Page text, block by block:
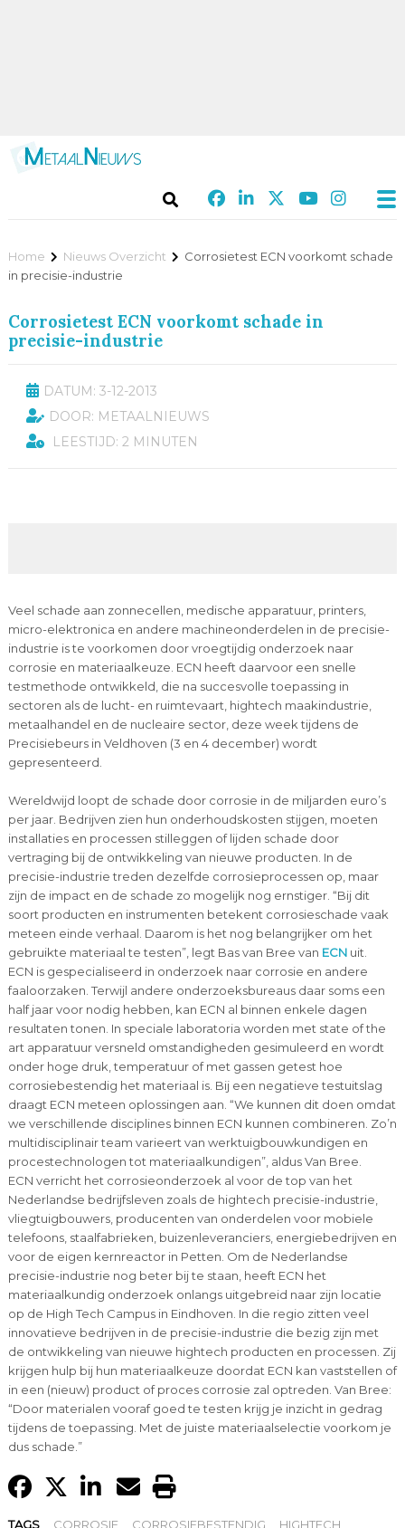
Home Nieuws Overzicht
Corrosietest ECN voorkomt schade
in precisie-industrie
Corrosietest ECN voorkomt schade in
precisie-industrie
DATUM: 3-12-2013
DOOR: METAALNIEUWS
LEESTIJD: 2 MINUTEN
Veel schade aan zonnecellen, medische apparatuur, printers,
micro-elektronica en andere machineonderdelen in de precisie-
industrie is te voorkomen door vroegtijdig onderzoek naar
corrosie en materiaalkeuze. ECN heeft daarvoor een snelle
testmethode ontwikkeld, die na succesvolle toepassing in
sectoren als de lucht- en ruimtevaart, hightech maakindustrie,
metaalhandel en de nucleaire sector, deze week tijdens de
Precisiebeurs in Veldhoven (3 en 4 december) wordt
gepresenteerd.
Wereldwijd loopt de schade door corrosie in de miljarden euro’s
per jaar. Bedrijven zien hun onderhoudskosten stijgen, moeten
installaties en processen stilleggen of lijden schade door
vertraging bij de ontwikkeling van nieuwe producten. In de
precisie-industrie treden dezelfde corrosieprocessen op, maar
zijn de impact en de schade zo mogelijk nog ernstiger. “Bij dit
soort producten en instrumenten betekent corrosieschade vaak
meteen einde verhaal. Daarom is het nog belangrijker om het
gebruikte materiaal te testen”, legt Bas van Bree van ECNuit.
ECN is gespecialiseerd in onderzoek naar corrosie en andere
faaloorzaken. Terwijl andere onderzoeksbureaus daar soms een
half jaar voor nodig hebben, kan ECN al binnen enkele dagen
resultaten tonen. In speciale laboratoria worden met state of the
art apparatuur versneld omstandigheden gesimuleerd en wordt
onder hoge druk, temperatuur of met gassen getest hoe
corrosiebestendig het materiaal is. Bij een negatieve testuitslag
draagt ECN meteen oplossingen aan. “We kunnen dit doen omdat
we verschillende disciplines binnen ECN kunnen combineren. Zo’n
multidisciplinair team varieert van werktuigbouwkundigen en
procestechnologen tot materiaalkundigen”, aldus Van Bree.
ECN verricht het corrosieonderzoek al voor de top van het
Nederlandse bedrijfsleven zoals de hightech precisie-industrie,
vliegtuigbouwers, producenten van onderdelen voor mobiele
telefoons, staalfabrieken, buizenleveranciers, energiebedrijven en
voor de eigen kernreactor in Petten. Om de Nederlandse
precisie-industrie nog beter bij te staan, heeft ECN het
materiaalkundig onderzoek onlangs uitgebreid naar zijn locatie
op de High Tech Campus in Eindhoven. In die regio zitten veel
innovatieve bedrijven in de precisie-industrie die bezig zijn met
de ontwikkeling van nieuwe hightech producten en processen. Zij
krijgen hulp bij hun materiaalkeuze doordat ECN kan vaststellen of
in een (nieuw) product of proces corrosie zal optreden. Van Bree:
“Door materialen vooraf goed te testen krijg je inzicht in gedrag
tijdens de toepassing. Met de juiste materiaalselectie voorkom je
dus schade.”
TAGS CORROSIE CORROSIEBESTENDIG HIGHTECH